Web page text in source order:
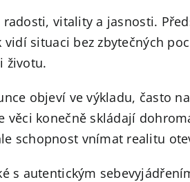
radosti, vitality a jasnosti.
vidí situaci bez zbytečných
životu.
objeví ve výkladu, často
věci konečně skládají
schopnost vnímat realitu
s autentickým